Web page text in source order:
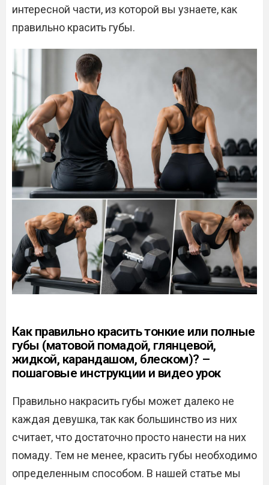
интересной части, из которой вы узнаете, как
правильно красить губы.
Как правильно красить тонкие или полные
губы (матовой помадой, глянцевой,
жидкой, карандашом, блеском)? –
пошаговые инструкции и видео урок
Правильно накрасить губы может далеко не
каждая девушка, так как большинство из них
считает, что достаточно просто нанести на них
помаду. Тем не менее, красить губы необходимо
определенным способом. В нашей статье мы